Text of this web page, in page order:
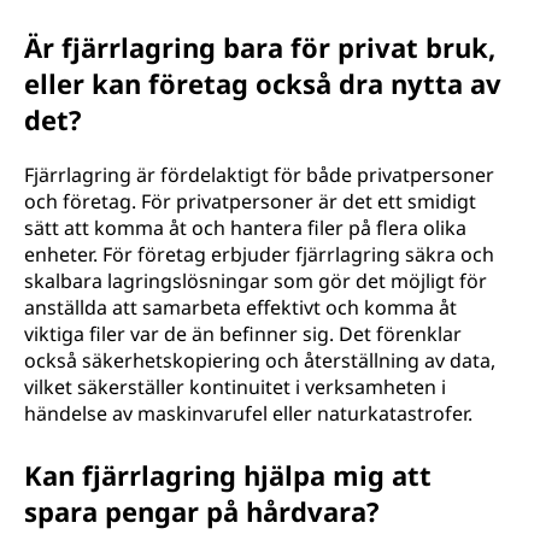
Är fjärrlagring bara för privat bruk,
eller kan företag också dra nytta av
det?
Fjärrlagring är fördelaktigt för både privatpersoner
och företag. För privatpersoner är det ett smidigt
sätt att komma åt och hantera filer på flera olika
enheter. För företag erbjuder fjärrlagring säkra och
skalbara lagringslösningar som gör det möjligt för
anställda att samarbeta effektivt och komma åt
viktiga filer var de än befinner sig. Det förenklar
också säkerhetskopiering och återställning av data,
vilket säkerställer kontinuitet i verksamheten i
händelse av maskinvarufel eller naturkatastrofer.
Kan fjärrlagring hjälpa mig att
spara pengar på hårdvara?